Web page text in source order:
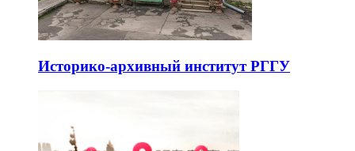
Историко-архивный институт РГГУ